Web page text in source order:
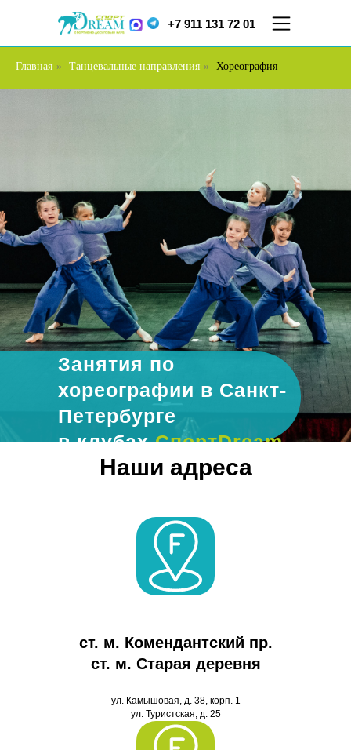
ул. Меркурьева, д. 7
ТЦ "Парнас", 5 этаж
ул.
Кораблестроителей,
д.16, корп.2
+7 911 131 72 01
Главная » Танцевальные направления » Хореография
Занятия по
хореографии в Санкт-
Петербурге
в клубахСпортDream
Наши адреса
ст. м. Комендантский пр.
ст. м. Старая деревня
ул. Камышовая, д. 38, корп. 1
ул. Туристская, д. 25